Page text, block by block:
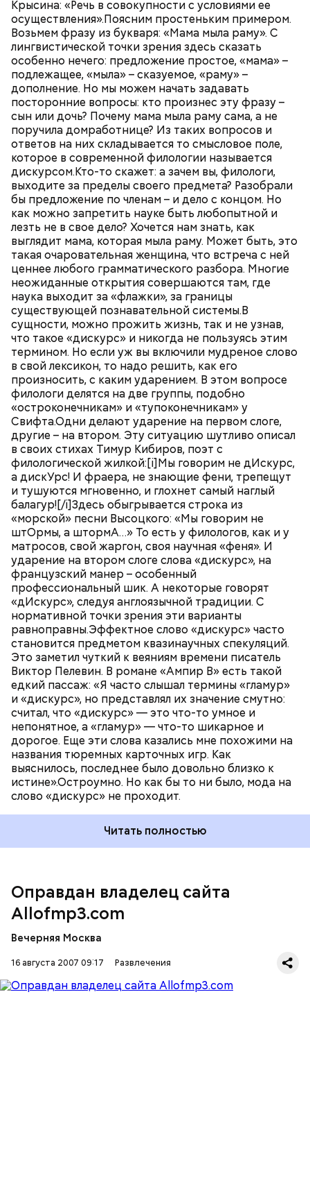
Крысина: «Речь в совокупности с условиями ее
осуществления».Поясним простеньким примером.
Возьмем фразу из букваря: «Мама мыла раму». С
лингвистической точки зрения здесь сказать
особенно нечего: предложение простое, «мама» –
подлежащее, «мыла» – сказуемое, «раму» –
дополнение. Но мы можем начать задавать
посторонние вопросы: кто произнес эту фразу –
сын или дочь? Почему мама мыла раму сама, а не
поручила домработнице? Из таких вопросов и
ответов на них складывается то смысловое поле,
которое в современной филологии называется
дискурсом.Кто-то скажет: а зачем вы, филологи,
выходите за пределы своего предмета? Разобрали
бы предложение по членам – и дело с концом. Но
как можно запретить науке быть любопытной и
лезть не в свое дело? Хочется нам знать, как
выглядит мама, которая мыла раму. Может быть, это
такая очаровательная женщина, что встреча с ней
ценнее любого грамматического разбора. Многие
неожиданные открытия совершаются там, где
наука выходит за «флажки», за границы
существующей познавательной системы.В
сущности, можно прожить жизнь, так и не узнав,
что такое «дискурс» и никогда не пользуясь этим
термином. Но если уж вы включили мудреное слово
в свой лексикон, то надо решить, как его
произносить, с каким ударением. В этом вопросе
филологи делятся на две группы, подобно
«остроконечникам» и «тупоконечникам» у
Свифта.Одни делают ударение на первом слоге,
другие – на втором. Эту ситуацию шутливо описал
в своих стихах Тимур Кибиров, поэт с
филологической жилкой:[i]Мы говорим не дИскурс,
а дискУрс! И фраера, не знающие фени, трепещут
и тушуются мгновенно, и глохнет самый наглый
балагур![/i]Здесь обыгрывается строка из
«морской» песни Высоцкого: «Мы говорим не
штОрмы, а штормА…» То есть у филологов, как и у
матросов, свой жаргон, своя научная «феня». И
ударение на втором слоге слова «дискурс», на
французский манер – особенный
профессиональный шик. А некоторые говорят
«дИскурс», следуя англоязычной традиции. С
нормативной точки зрения эти варианты
равноправны.Эффектное слово «дискурс» часто
становится предметом квазинаучных спекуляций.
Это заметил чуткий к веяниям времени писатель
Виктор Пелевин. В романе «Ампир В» есть такой
едкий пассаж: «Я часто слышал термины «гламур»
и «дискурс», но представлял их значение смутно:
считал, что «дискурс» — это что-то умное и
непонятное, а «гламур» — что-то шикарное и
дорогое. Еще эти слова казались мне похожими на
названия тюремных карточных игр. Как
выяснилось, последнее было довольно близко к
истине».Остроумно. Но как бы то ни было, мода на
слово «дискурс» не проходит.
Читать полностью
Оправдан владелец сайта
Allofmp3.com
Вечерняя Москва
16 августа 2007 09:17 Развлечения